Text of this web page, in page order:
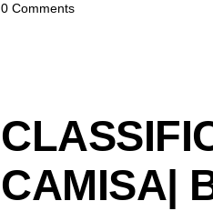
0 Comments
CAMISA|